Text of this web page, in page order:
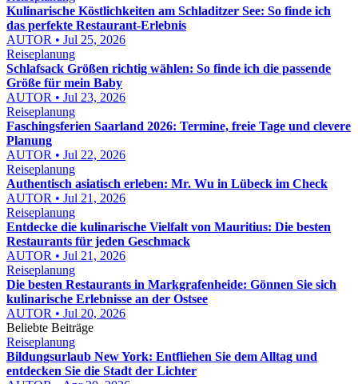
Kulinarische Köstlichkeiten am Schladitzer See: So finde ich
das perfekte Restaurant-Erlebnis
AUTOR • Jul 25, 2026
Reiseplanung
Schlafsack Größen richtig wählen: So finde ich die passende
Größe für mein Baby
AUTOR • Jul 23, 2026
Reiseplanung
Faschingsferien Saarland 2026: Termine, freie Tage und clevere
Planung
AUTOR • Jul 22, 2026
Reiseplanung
Authentisch asiatisch erleben: Mr. Wu in Lübeck im Check
AUTOR • Jul 21, 2026
Reiseplanung
Entdecke die kulinarische Vielfalt von Mauritius: Die besten
Restaurants für jeden Geschmack
AUTOR • Jul 21, 2026
Reiseplanung
Die besten Restaurants in Markgrafenheide: Gönnen Sie sich
kulinarische Erlebnisse an der Ostsee
AUTOR • Jul 20, 2026
Beliebte Beiträge
Reiseplanung
Bildungsurlaub New York: Entfliehen Sie dem Alltag und
entdecken Sie die Stadt der Lichter